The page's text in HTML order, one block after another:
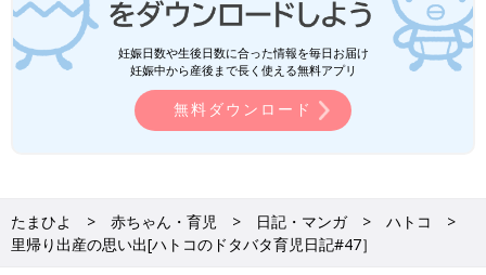
妊娠日数や生後日数に合った情報を毎日お届け
妊娠中から産後まで長く使える無料アプリ
無料ダウンロード
たまひよ 赤ちゃん・育児 日記・マンガ
ハトコ
里帰り出産の思い出[ハトコのドタバタ育児日記#47］